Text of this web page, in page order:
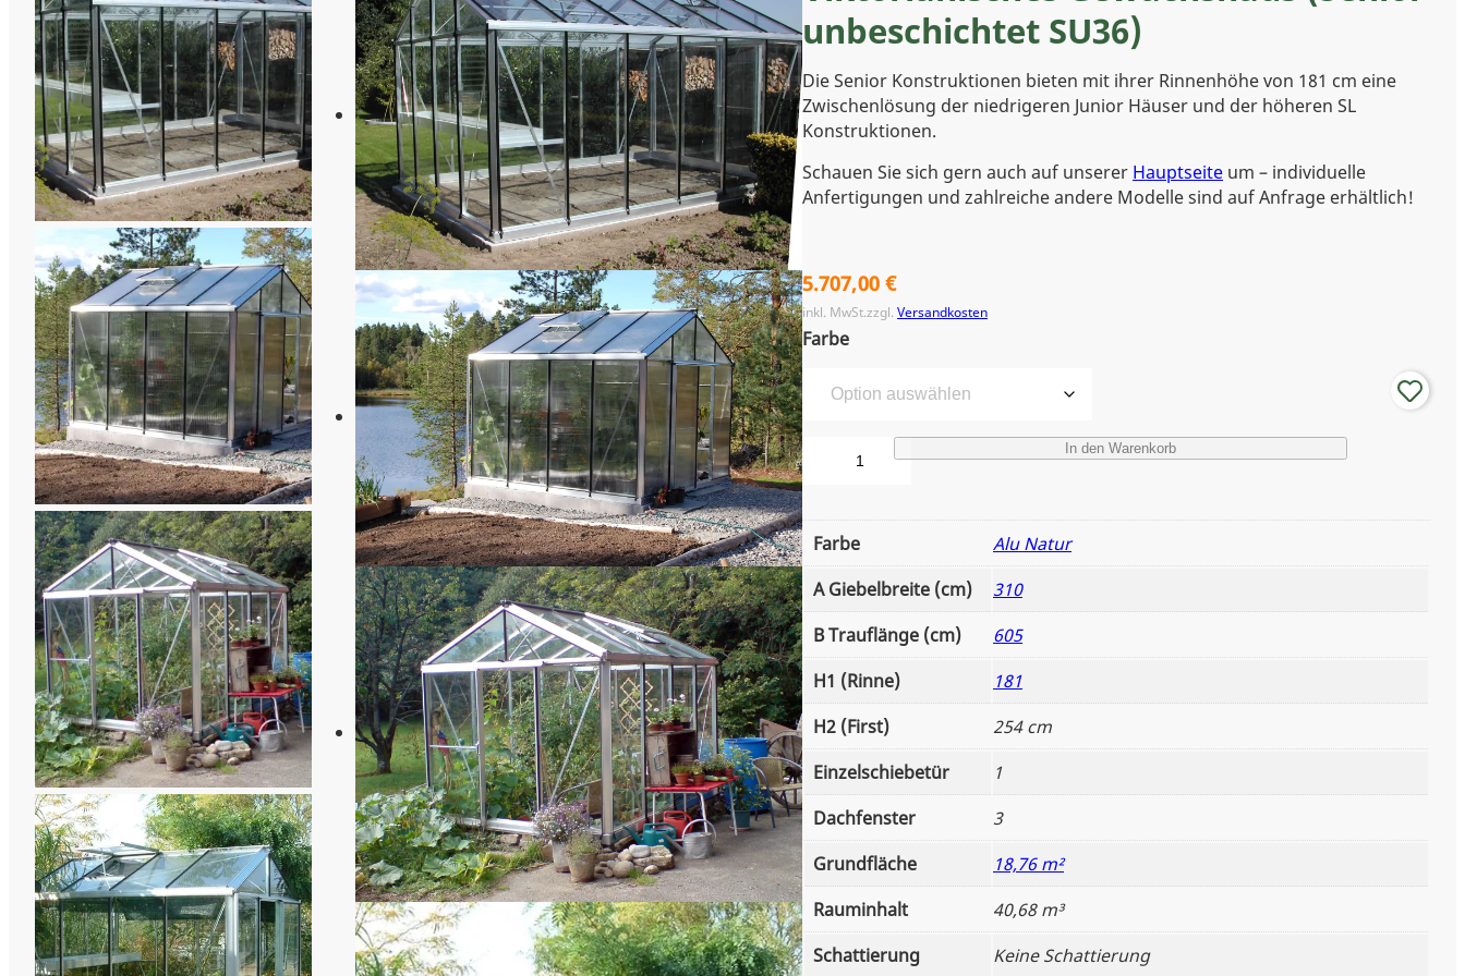
unbeschichtet SU36)
Die Senior Konstruktionen bieten mit ihrer Rinnenhöhe von 181 cm eine
Zwischenlösung der niedrigeren Junior Häuser und der höheren SL
Konstruktionen.
Schauen Sie sich gern auch auf unserer Hauptseite um – individuelle
Anfertigungen und zahlreiche andere Modelle sind auf Anfrage erhältlich!
5.707,00€
inkl. MwSt.zzgl. Versandkosten
Farbe
V
i
k
t
o
r
i
a
n
i
s
c
h
e
s
G
e
w
ä
c
h
In den Warenkorb
Farbe
Alu Natur
A Giebelbreite (cm)
310
B Trauflänge (cm)
605
H1 (Rinne)
181
H2 (First)
254 cm
Einzelschiebetür
1
Dachfenster
3
Grundfläche
18,76 m²
Rauminhalt
40,68 m³
Schattierung
Keine Schattierung